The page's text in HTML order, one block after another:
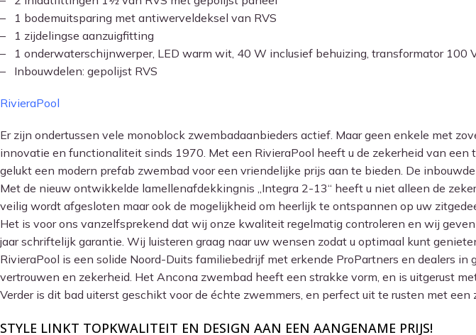
– 1 bodemuitsparing met antiwerveldeksel van RVS
– 1 zijdelingse aanzuigfitting
– 1 onderwaterschijnwerper, LED warm wit, 40 W inclusief behuizing, transformator 100
– Inbouwdelen: gepolijst RVS
RivieraPool
Er zijn ondertussen vele monoblock zwembadaanbieders actief. Maar geen enkele met
innovatie en functionaliteit sinds 1970. Met een RivieraPool heeft u de zekerheid van
gelukt een modern prefab zwembad voor een vriendelijke prijs aan te bieden. De
Met de nieuw ontwikkelde lamellenafdekkingnis „Integra 2-13“ heeft u niet alleen de
veilig wordt afgesloten maar ook de mogelijkheid om heerlijk te ontspannen op uw
Het is voor ons vanzelfsprekend dat wij onze kwaliteit regelmatig controleren en wij
jaar schriftelijk garantie. Wij luisteren graag naar uw wensen zodat u optimaal kunt
RivieraPool is een solide Noord-Duits familiebedrijf met erkende ProPartners en dealers in
vertrouwen en zekerheid. Het Ancona zwembad heeft een strakke vorm, en is uitgerust
Verder is dit bad uiterst geschikt voor de échte zwemmers, en perfect uit te rusten met een
STYLE LINKT TOPKWALITEIT EN DESIGN AAN EEN AANGENAME PRIJS!